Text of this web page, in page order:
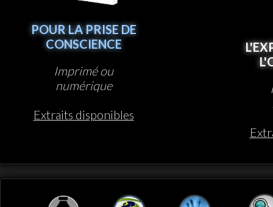
POUR LA PRISE DE
CONSCIENCE
Imprimé ou
numérique
Extraits disponibles